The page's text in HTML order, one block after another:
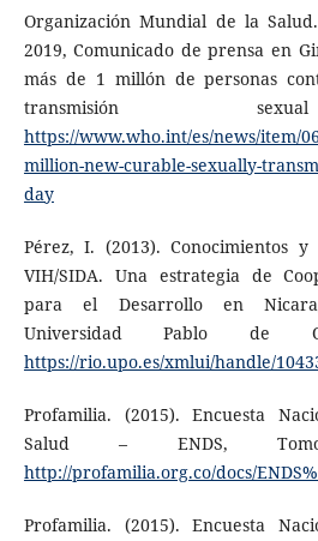
Organización Mundial de la
2019, Comunicado de prensa en
más de 1 millón de personas
transmisión
https://www.who.int/es/news/item/
million-new-curable-sexually-
day
Pérez, I. (2013). Conocimientos
VIH/SIDA. Una estrategia de
para el Desarrollo en
Universidad Pablo de
https://rio.upo.es/xmlui/handle/
Profamilia. (2015). Encuesta
Salud – ENDS,
http://profamilia.org.co/docs/
Profamilia. (2015). Encuesta